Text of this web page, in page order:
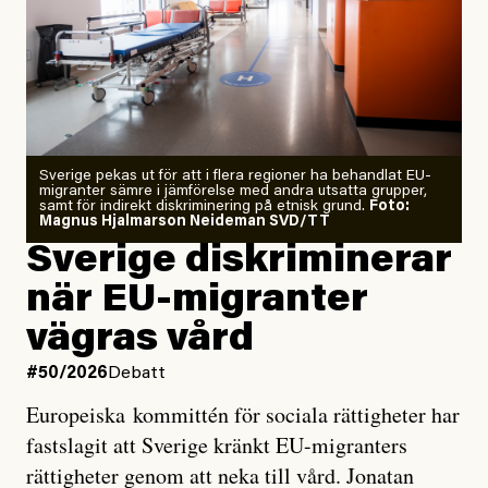
Årets El Niño kan bli den
starkaste som uppmätts
Zeke Hausfather är chockad igen efter att ha
analyserat hur de olika klimatmodellerna bedömer
läget för hur den begynnande El Niño-händelsen ska
utveckla sig. El Niño är ett återkommande
väderfenomen som uppstår när havsvattnet i delar av
Stilla havet blir ovanligt varmt. Det påverkar vädret
över stora delar av världen och under
forskare allt oftare varnat för att den här El Niñon
Det verkar vara en underdrift, menar nu Zeke
Sverige pekas ut för att i flera regioner ha behandlat EU-
migranter sämre i jämförelse med andra utsatta grupper,
samt för indirekt diskriminering på etnisk grund. Foto:
Magnus Hjalmarson Neideman SVD/TT
Sverige diskriminerar
när EU-migranter
vägras vård
#50/2026 Debatt
Europeiska kommittén för sociala rättigheter har
fastslagit att Sverige kränkt EU-migranters
rättigheter genom att neka till vård. Jonatan